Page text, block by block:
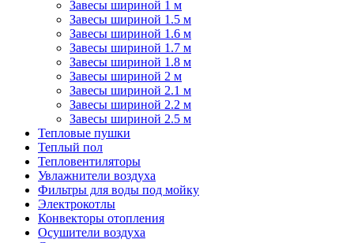
Завесы шириной 1 м
Завесы шириной 1.5 м
Завесы шириной 1.6 м
Завесы шириной 1.7 м
Завесы шириной 1.8 м
Завесы шириной 2 м
Завесы шириной 2.1 м
Завесы шириной 2.2 м
Завесы шириной 2.5 м
Тепловые пушки
Теплый пол
Тепловентиляторы
Увлажнители воздуха
Фильтры для воды под мойку
Электрокотлы
Конвекторы отопления
Осушители воздуха